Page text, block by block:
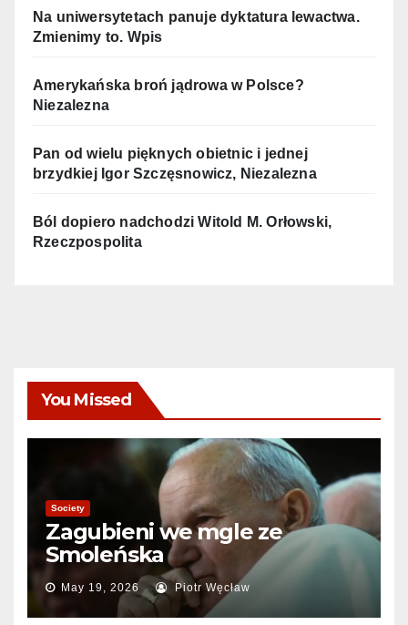
Na uniwersytetach panuje dyktatura lewactwa.
Zmienimy to. Wpis
Amerykańska broń jądrowa w Polsce?
Niezalezna
Pan od wielu pięknych obietnic i jednej
brzydkiejIgor Szczęsnowicz, Niezalezna
Ból dopiero nadchodzi Witold M. Orłowski,
Rzeczpospolita
You Missed
Society
Zagubieni we mgle ze
Smoleńska
May 19, 2026 Piotr Węcław